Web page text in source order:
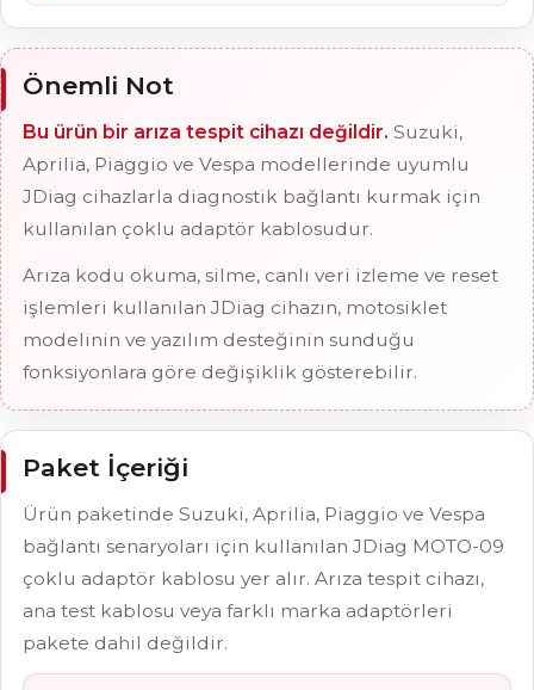
Önemli Not
Bu ürün bir arıza tespit cihazı değildir. Suzuki,
Aprilia, Piaggio ve Vespa modellerinde uyumlu
JDiag cihazlarla diagnostik bağlantı kurmak için
kullanılan çoklu adaptör kablosudur.
Arıza kodu okuma, silme, canlı veri izleme ve reset
işlemleri kullanılan JDiag cihazın, motosiklet
modelinin ve yazılım desteğinin sunduğu
fonksiyonlara göre değişiklik gösterebilir.
Paket İçeriği
Ürün paketinde Suzuki, Aprilia, Piaggio ve Vespa
bağlantı senaryoları için kullanılan JDiag MOTO-09
çoklu adaptör kablosu yer alır. Arıza tespit cihazı,
ana test kablosu veya farklı marka adaptörleri
pakete dahil değildir.